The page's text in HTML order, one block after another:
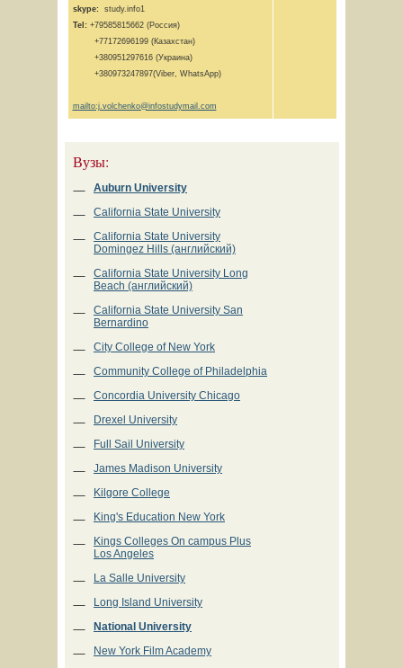
skype:study.info1
Tel:+79585815662 (Россия)
+77172696199 (Казахстан)
+380951297616 (Украина)
+380973247897(Viber, WhatsApp)
mailto:j.volchenko@infostudymail.com
Вузы:
Auburn University
California State University
California State University
Domingez Hills (английский)
California State University Long
Beach (английский)
California State University San
Bernardino
City College of New York
Community College of Philadelphia
Concordia University Chicago
Drexel University
Full Sail University
James Madison University
Kilgore College
King's Education New York
Kings Colleges On campus Plus
Los Angeles
La Salle University
Long Island University
National University
New York Film Academy